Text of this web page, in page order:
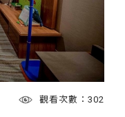
觀看次數：302